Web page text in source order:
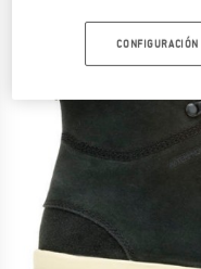
CONFIGURACIÓN